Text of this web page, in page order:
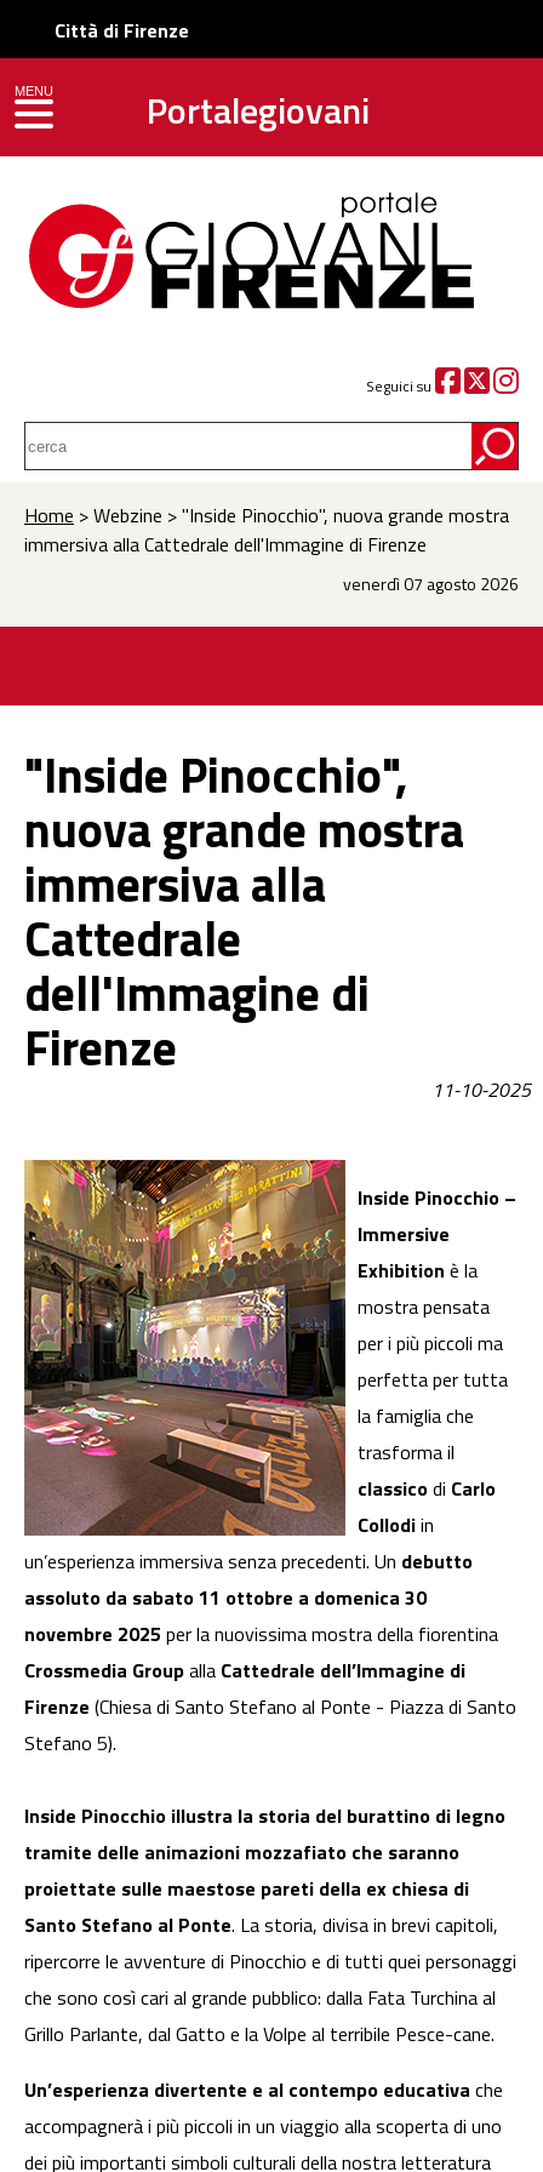
Città di Firenze
Portalegiovani
Seguici su
MENU
toggle navigation
Home > Webzine > "Inside Pinocchio", nuova grande mostra
immersiva alla Cattedrale dell'Immagine di Firenze
venerdì 07 agosto 2026
"Inside Pinocchio",
nuova grande mostra
immersiva alla
Cattedrale
dell'Immagine di
Firenze
11-10-2025
Inside Pinocchio –
Immersive
Exhibition è la
mostra pensata
per i più piccoli ma
perfetta per tutta
la famiglia che
trasforma il
classicodi Carlo
Collodiin
un’esperienza immersiva senza precedenti. Un debutto
assoluto da sabato 11 ottobre a domenica 30
novembre 2025 per la nuovissima mostra della fiorentina
Crossmedia Groupalla Cattedrale dell’Immagine di
Firenze (Chiesa di Santo Stefano al Ponte - Piazza di Santo
Stefano 5).
Inside Pinocchio illustra la storia del burattino di legno
tramite delle animazioni mozzafiato che saranno
proiettate sulle maestose pareti della ex chiesa di
Santo Stefano al Ponte. La storia, divisa in brevi capitoli,
ripercorre le avventure di Pinocchio e di tutti quei personaggi
che sono così cari al grande pubblico: dalla Fata Turchina al
Grillo Parlante, dal Gatto e la Volpe al terribile Pesce-cane.
Un’esperienza divertente e al contempo educativa che
accompagnerà i più piccoli in un viaggio alla scoperta di uno
dei più importanti simboli culturali della nostra letteratura